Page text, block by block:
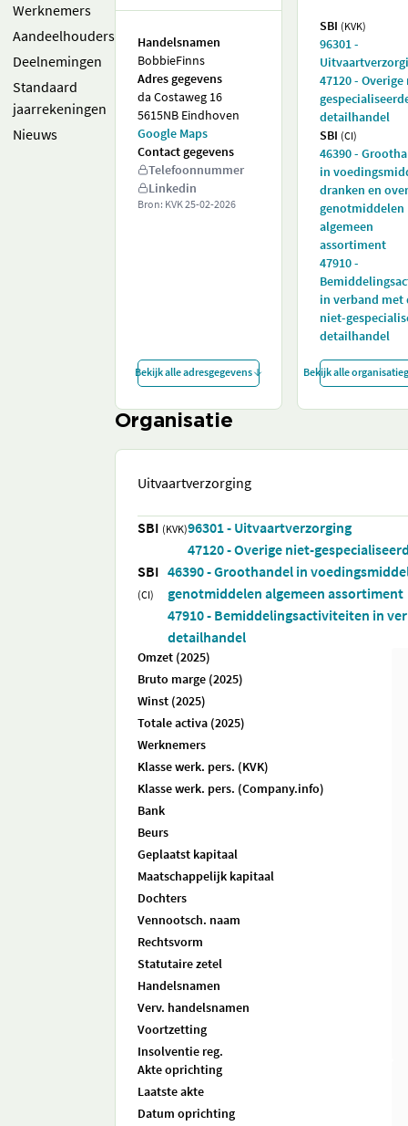
Werknemers
Aandeelhouders
Deelnemingen
Standaard
jaarrekeningen
Nieuws
Handelsnamen
BobbieFinns
Adres gegevens
da Costaweg 16
5615NB Eindhoven
Google Maps
Contact gegevens
Telefoonnummer
Linkedin
Bron: KVK25-02-2026
Bekijk alle adresgegevens
SBI (KVK)
96301 -
47120 -
detailhandel
SBI (CI)
46390 -
in
dranken en
genotmiddelen
algemeen
assortiment
47910 -
in verband met
niet-
detailhandel
Bekijk alle
Organisatie
Uitvaartverzorging
SBI (KVK)96301 - Uitvaartverzorging
47120 - Overige niet-
SBI
(CI)
46390 - Groothandel in
genotmiddelen algemeen assortiment
47910 - Bemiddelingsactiviteiten in
detailhandel
Omzet (2025)
Bruto marge (2025)
Winst (2025)
Totale activa (2025)
Werknemers
Klasse werk. pers. (KVK)
Klasse werk. pers. (Company.info)
Bank
Beurs
Geplaatst kapitaal
Maatschappelijk kapitaal
Dochters
Vennootsch. naam
Rechtsvorm
Statutaire zetel
Handelsnamen
Verv. handelsnamen
Voortzetting
Insolventie reg.
Akte oprichting
Laatste akte
Datum oprichting